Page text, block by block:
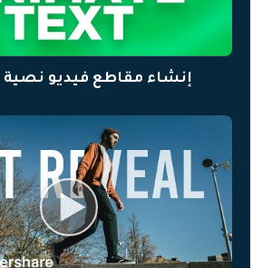
إنشاء مقاطع فيديو نصية